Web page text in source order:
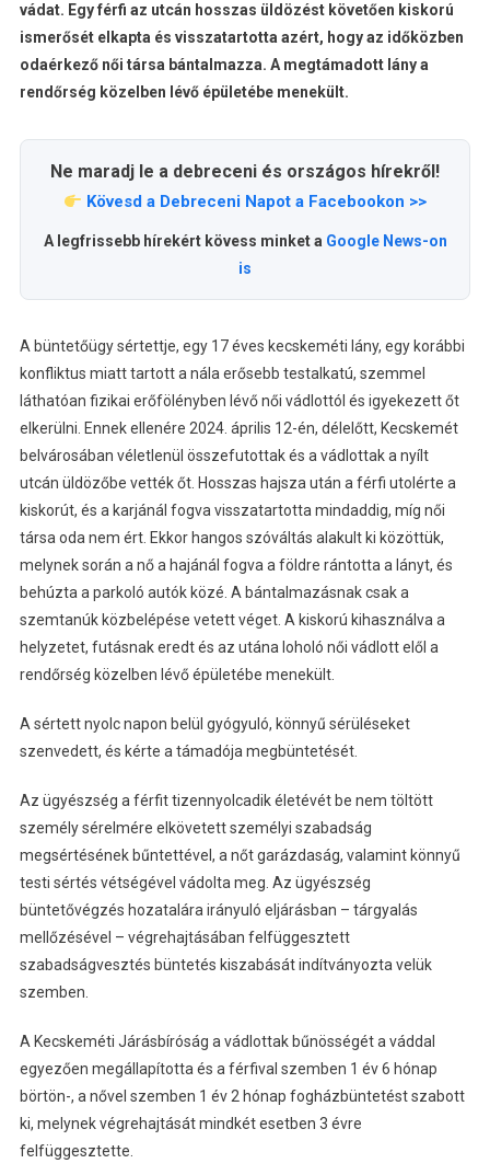
vádat. Egy férfi az utcán hosszas üldözést követően kiskorú
ismerősét elkapta és visszatartotta azért, hogy az időközben
odaérkező női társa bántalmazza. A megtámadott lány a
rendőrség közelben lévő épületébe menekült.
Ne maradj le a debreceni és országos hírekről!
Kövesd a Debreceni Napot a Facebookon >>
A legfrissebb hírekért kövess minket a Google News-on
is
A büntetőügy sértettje, egy 17 éves kecskeméti lány, egy korábbi
konfliktus miatt tartott a nála erősebb testalkatú, szemmel
láthatóan fizikai erőfölényben lévő női vádlottól és igyekezett őt
elkerülni. Ennek ellenére 2024. április 12-én, délelőtt, Kecskemét
belvárosában véletlenül összefutottak és a vádlottak a nyílt
utcán üldözőbe vették őt. Hosszas hajsza után a férfi utolérte a
kiskorút, és a karjánál fogva visszatartotta mindaddig, míg női
társa oda nem ért. Ekkor hangos szóváltás alakult ki közöttük,
melynek során a nő a hajánál fogva a földre rántotta a lányt, és
behúzta a parkoló autók közé. A bántalmazásnak csak a
szemtanúk közbelépése vetett véget. A kiskorú kihasználva a
helyzetet, futásnak eredt és az utána loholó női vádlott elől a
rendőrség közelben lévő épületébe menekült.
A sértett nyolc napon belül gyógyuló, könnyű sérüléseket
szenvedett, és kérte a támadója megbüntetését.
Az ügyészség a férfit tizennyolcadik életévét be nem töltött
személy sérelmére elkövetett személyi szabadság
megsértésének bűntettével, a nőt garázdaság, valamint könnyű
testi sértés vétségével vádolta meg. Az ügyészség
büntetővégzés hozatalára irányuló eljárásban – tárgyalás
mellőzésével – végrehajtásában felfüggesztett
szabadságvesztés büntetés kiszabását indítványozta velük
szemben.
A Kecskeméti Járásbíróság a vádlottak bűnösségét a váddal
egyezően megállapította és a férfival szemben 1 év 6 hónap
börtön-, a nővel szemben 1 év 2 hónap fogházbüntetést szabott
ki, melynek végrehajtását mindkét esetben 3 évre
felfüggesztette.